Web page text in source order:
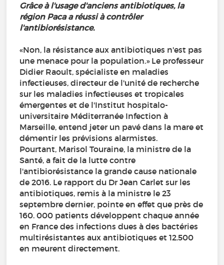
Grâce à l'usage d'anciens antibiotiques, la
région Paca a réussi à contrôler
l'antibiorésistance.
«Non, la résistance aux antibiotiques n'est pas
une menace pour la population.» Le professeur
Didier Raoult, spécialiste en maladies
infectieuses, directeur de l'unité de recherche
sur les maladies infectieuses et tropicales
émergentes et de l'Institut hospitalo-
universitaire Méditerranée Infection à
Marseille, entend jeter un pavé dans la mare et
démentir les prévisions alarmistes.
Pourtant, Marisol Touraine, la ministre de la
Santé, a fait de la lutte contre
l'antibiorésistance la grande cause nationale
de 2016. Le rapport du Dr Jean Carlet sur les
antibiotiques, remis à la ministre le 23
septembre dernier, pointe en effet que près de
160. 000 patients développent chaque année
en France des infections dues à des bactéries
multirésistantes aux antibiotiques et 12.500
en meurent directement.